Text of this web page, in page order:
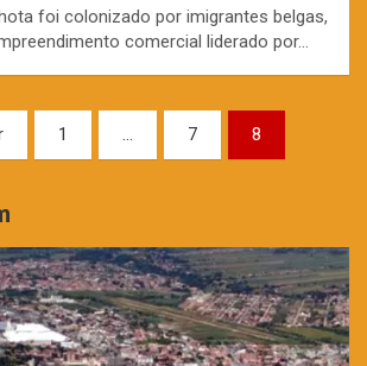
foi colonizado por imigrantes belgas,
comercial liderado por…
1 … 7 8